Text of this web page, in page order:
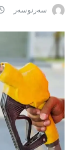
سەرنوسەر